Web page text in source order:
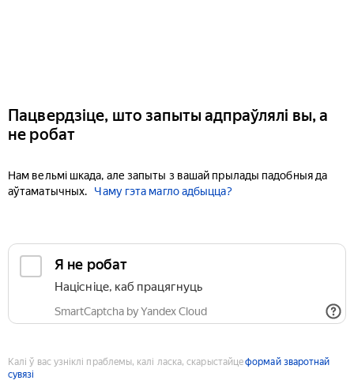
Пацвердзіце, што запыты адпраўлялі вы, а
не робат
Нам вельмі шкада, але запыты з вашай прылады падобныя да
аўтаматычных.
Чаму гэта магло адбыцца?
Я не робат
Націсніце, каб працягнуць
SmartCaptcha by Yandex Cloud
Калі ў вас узніклі праблемы, калі ласка, скарыстайцеформай зваротнай
сувязі